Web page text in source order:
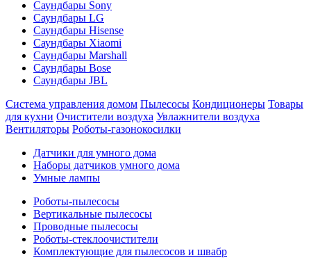
Саундбары Sony
Саундбары LG
Саундбары Hisense
Саундбары Xiaomi
Саундбары Marshall
Саундбары Bose
Саундбары JBL
Система управления домом Пылесосы Кондиционеры Товары
для кухни Очистители воздуха Увлажнители воздуха
Вентиляторы Роботы-газонокосилки
Датчики для умного дома
Наборы датчиков умного дома
Умные лампы
Роботы-пылесосы
Вертикальные пылесосы
Проводные пылесосы
Роботы-стеклоочистители
Комплектующие для пылесосов и швабр